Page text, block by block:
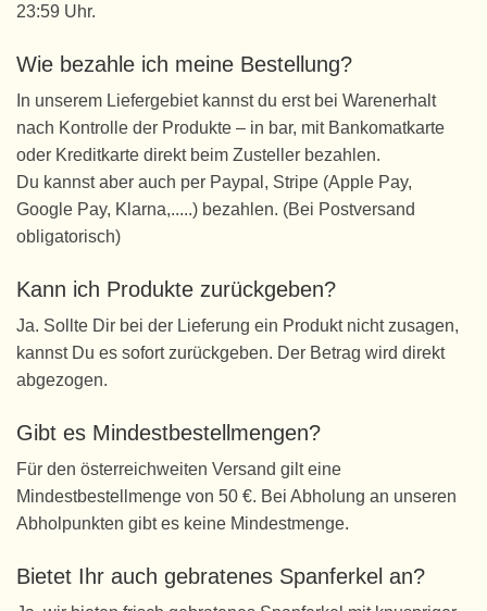
23:59 Uhr.
Wie bezahle ich meine Bestellung?
In unserem Liefergebiet kannst du erst bei Warenerhalt
nach Kontrolle der Produkte – in bar, mit Bankomatkarte
oder Kreditkarte direkt beim Zusteller bezahlen.
Du kannst aber auch per Paypal, Stripe (Apple Pay,
Google Pay, Klarna,.....) bezahlen. (Bei Postversand
obligatorisch)
Kann ich Produkte zurückgeben?
Ja. Sollte Dir bei der Lieferung ein Produkt nicht zusagen,
kannst Du es sofort zurückgeben. Der Betrag wird direkt
abgezogen.
Gibt es Mindestbestellmengen?
Für den österreichweiten Versand gilt eine
Mindestbestellmenge von 50 €. Bei Abholung an unseren
Abholpunkten gibt es keine Mindestmenge.
Bietet Ihr auch gebratenes Spanferkel an?